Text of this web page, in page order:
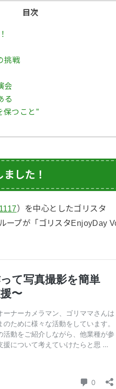
目次
挑戦
会
る
保つこと”
した！
）を中心としたゴリスタ
ープが「ゴリスタEnjoyDay